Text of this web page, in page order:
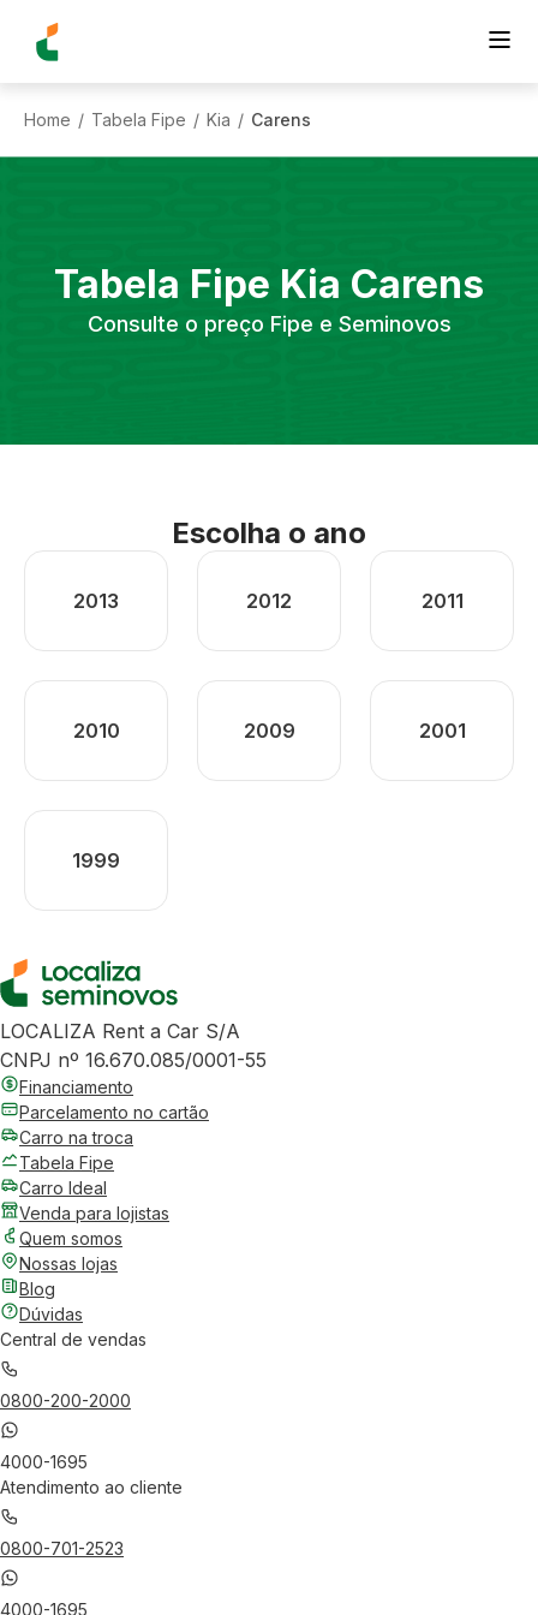
Home / Tabela Fipe / Kia / Carens
Tabela Fipe Kia Carens
Consulte o preço Fipe e Seminovos
Escolha o ano
2013 2012 2011
2010 2009 2001
1999
LOCALIZA Rent a Car S/A
CNPJ nº 16.670.085/0001-55
Financiamento
Parcelamento no cartão
Carro na troca
Tabela Fipe
Carro Ideal
Venda para lojistas
Quem somos
Nossas lojas
Blog
Dúvidas
Central de vendas
0800-200-2000
4000-1695
Atendimento ao cliente
0800-701-2523
4000-1695